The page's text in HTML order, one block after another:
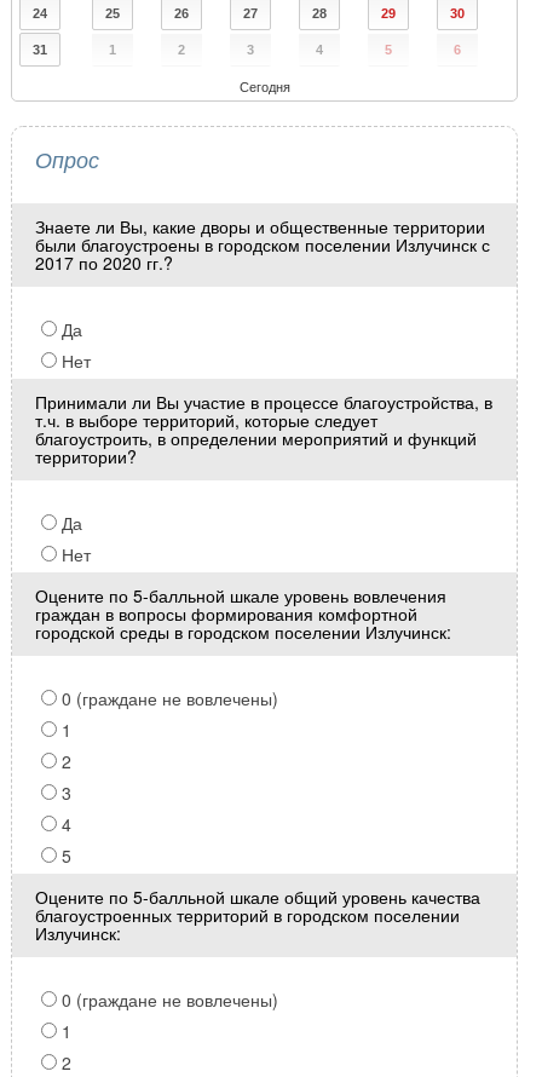
24 25 26 27 28 29 30
31 1 2 3 4 5 6
Сегодня
Опрос
Знаете ли Вы, какие дворы и общественные территории
были благоустроены в городском поселении Излучинск с
2017 по 2020 гг.?
Да
Нет
Принимали ли Вы участие в процессе благоустройства, в
т.ч. в выборе территорий, которые следует
благоустроить, в определении мероприятий и функций
территории?
Да
Нет
Оцените по 5-балльной шкале уровень вовлечения
граждан в вопросы формирования комфортной
городской среды в городском поселении Излучинск:
0 (граждане не вовлечены)
1
2
3
4
5
Оцените по 5-балльной шкале общий уровень качества
благоустроенных территорий в городском поселении
Излучинск:
0 (граждане не вовлечены)
1
2